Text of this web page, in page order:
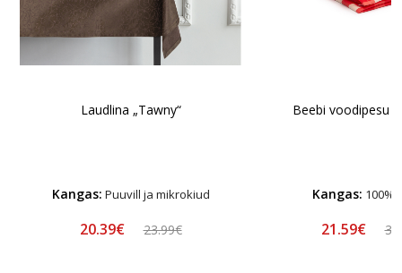
Laudlina „Tawny“
Kangas: Puuvill ja mikrokiud
20.39€ 23.99€
Beebi voodipesu
Kangas: 100%
21.59€